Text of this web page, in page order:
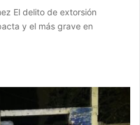
El delito de extorsión
y el más grave en